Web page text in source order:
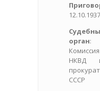
12.10.1937
орган:
Комиссия
НКВД
СССР